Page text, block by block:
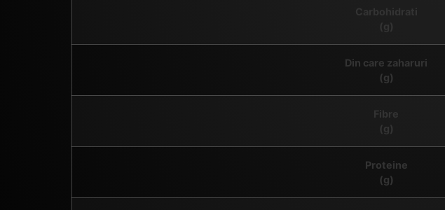
Carbohidrati
Din care zaharuri
(g)
Fibre
(g)
Proteine
(g)